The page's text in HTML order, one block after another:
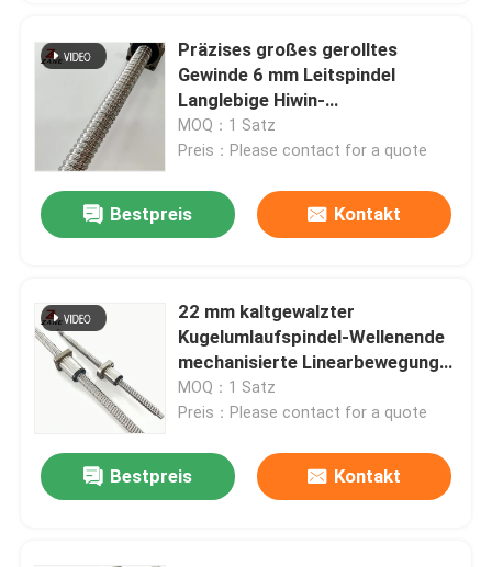
Linearer Führer
Lineare Führungsschiene
lineare Führungsschienen
Gerollter Kugelgewindetrieb
Linearführungsmodul
KK-Modul
Präzises großes gerolltes
Gewinde 6 mm Leitspindel
Langlebige Hiwin-
Kugelumlaufspindelwelle
MOQ：1 Satz
Preis：Please contact for a quote
Bestpreis Kontakt
22 mm kaltgewalzter
Kugelumlaufspindel-Wellenende
mechanisierte Linearbewegungs-
Gewindespindel
MOQ：1 Satz
Preis：Please contact for a quote
Bestpreis Kontakt